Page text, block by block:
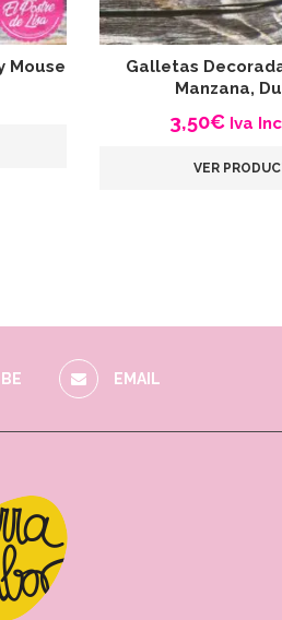
Mouse
Galletas
Manzana,
3,50€ Iva
VER
EMAIL